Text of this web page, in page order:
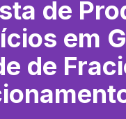
de
em
de